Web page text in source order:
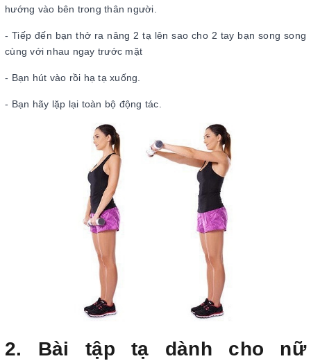
hướng vào bên trong thân người.
- Tiếp đến bạn thở ra nâng 2 tạ lên sao cho 2 tay bạn song song
cùng với nhau ngay trước mặt
- Bạn hút vào rồi hạ tạ xuống.
- Bạn hãy lặp lại toàn bộ động tác.
2. Bài tập tạ dành cho nữ